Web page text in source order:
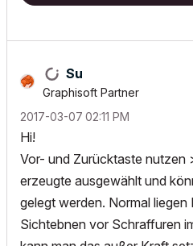
Su
Graphisoft Partner
‎2017-03-07 02:11 PM
Hi!
Vor- und Zurücktaste nutzen
erzeugte ausgewählt und
gelegt werden. Normal
Sichtebnen vor Schraffuren